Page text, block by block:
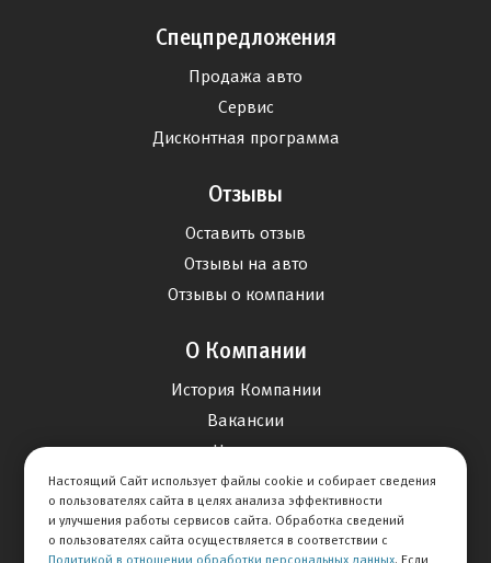
Спецпредложения
Продажа авто
Сервис
Дисконтная программа
Отзывы
Оставить отзыв
Отзывы на авто
Отзывы о компании
О Компании
История Компании
Вакансии
Новости
Карта сайта
Настоящий Сайт использует файлы cookie и собирает сведения
о пользователях сайта в целях анализа эффективности
и улучшения работы сервисов сайта. Обработка сведений
о пользователях сайта осуществляется в соответствии с
Политикой в отношении обработки персональных данных. Если